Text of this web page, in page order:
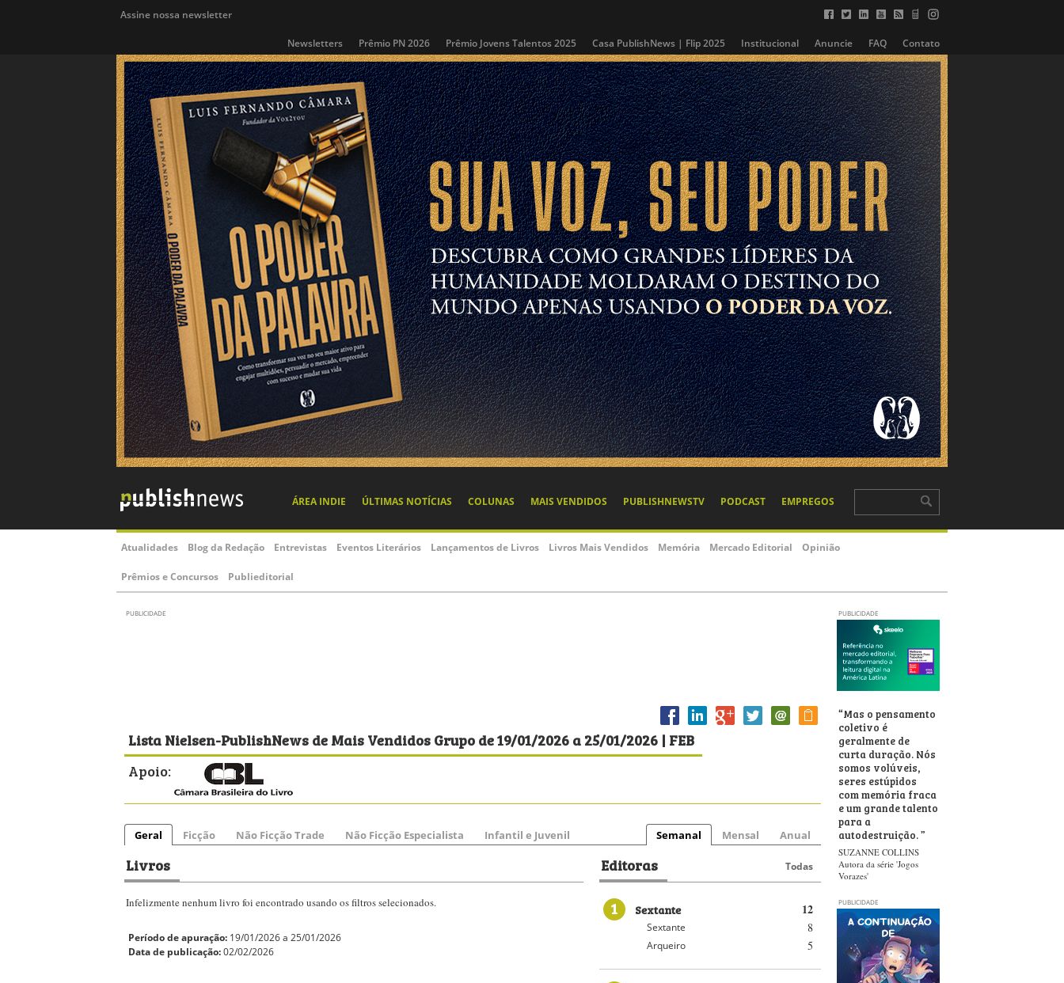
Assine nossa newsletter
Newsletters Prêmio PN 2026 Prêmio Jovens Talentos 2025 Casa PublishNews | Flip 2025 Institucional Anuncie FAQ Contato
ÁREA INDIE ÚLTIMAS NOTÍCIAS COLUNAS MAIS VENDIDOS PUBLISHNEWSTV PODCAST EMPREGOS
Atualidades Blog da Redação Entrevistas Eventos Literários Lançamentos de Livros Livros Mais Vendidos Memória Mercado Editorial Opinião
Prêmios e Concursos Publieditorial
PUBLICIDADE PUBLICIDADE
Lista Nielsen-PublishNews de Mais Vendidos Grupo de 19/01/2026 a 25/01/2026 | FEB
Apoio:
Geral Ficção Não Ficção Trade Não Ficção Especialista Infantil e Juvenil Semanal Mensal Anual
Livros
Infelizmente nenhum livro foi encontrado usando os filtros selecionados.
Período de apuração: 19/01/2026 a 25/01/2026
Data de publicação:02/02/2026
Editoras Todas
1 12
Sextante
8
Sextante
5
Arqueiro
“Mas o pensamento
coletivo é
geralmente de
curta duração. Nós
somos volúveis,
seres estúpidos
com memória fraca
e um grande talento
para a
autodestruição.”
SUZANNE COLLINS
Autora da série 'Jogos
Vorazes'
PUBLICIDADE